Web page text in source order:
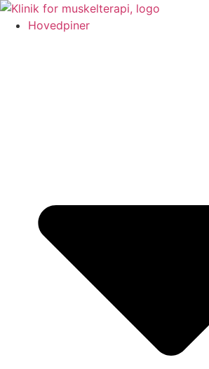
Videre
Hovedpiner